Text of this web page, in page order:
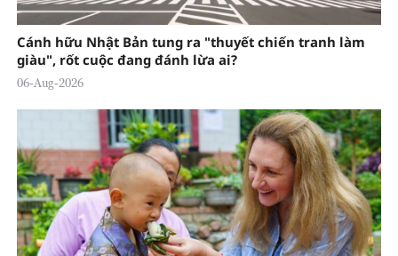
Cánh hữu Nhật Bản tung ra "thuyết chiến tranh làm
giàu", rốt cuộc đang đánh lừa ai?
06-Aug-2026